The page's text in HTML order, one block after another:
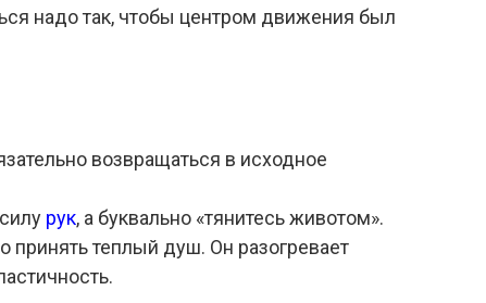
надо так, чтобы центром движения был
возвращаться в исходное
рук, а буквально «тянитесь животом».
принять теплый душ. Он разогревает